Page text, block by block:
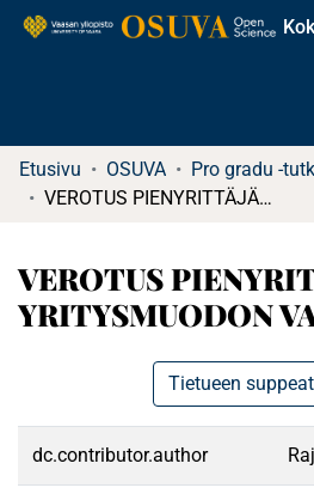
Etusivu OSUVA
VEROTUS PIENYRITTÄJÄN YRITYSMUODON VALINNASSA
VEROTUS
YRITYSMUODON
Tietueen
dc.contributor.author